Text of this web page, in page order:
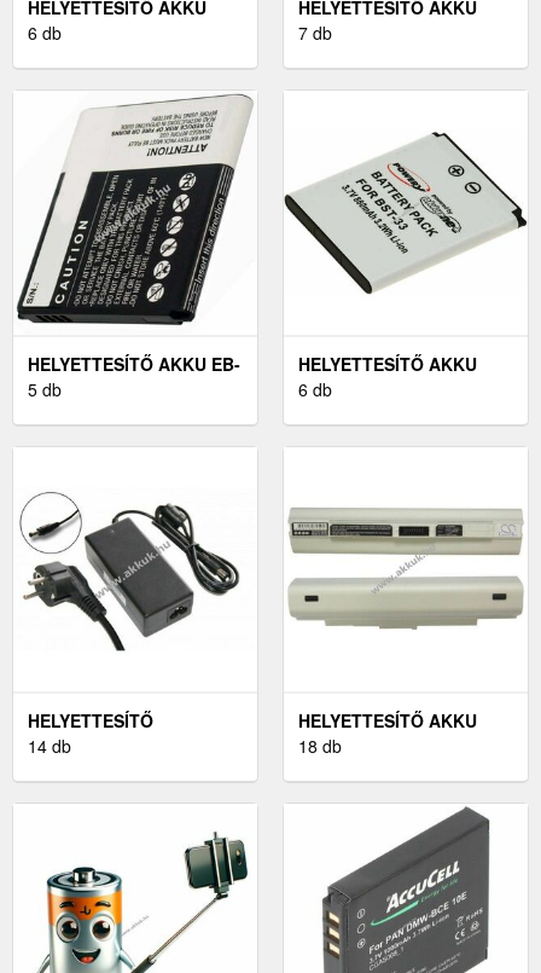
HELYETTESÍTŐ AKKU
DELL TÍPUS MT186
6 db
HELYETTESÍTŐ AKKU
SONY-ERICSSON W580
7 db
HELYETTESÍTŐ AKKU EB-
L1H9KLABXAR
5 db
HELYETTESÍTŐ AKKU
SONY-ERICSSON W890I
6 db
HELYETTESÍTŐ
NYOMTATÓ-HÁLÓZATI
14 db
HELYETTESÍTŐ AKKU
ACER ASPIRE ONE 531
18 db